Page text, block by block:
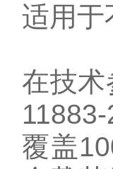
适用于
在技
覆盖